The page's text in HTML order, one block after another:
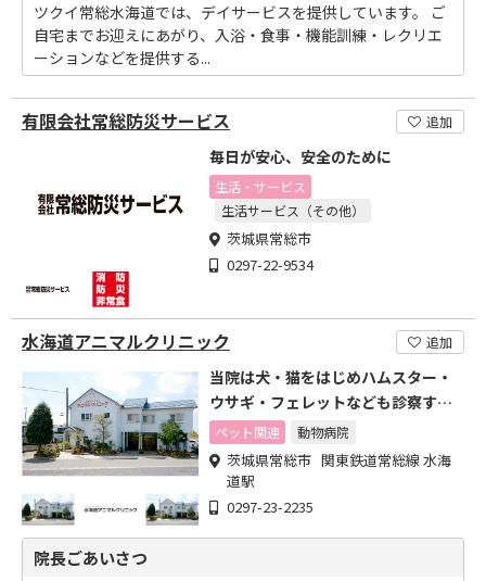
ツクイ常総水海道では、デイサービスを提供しています。 ご
自宅までお迎えにあがり、入浴・食事・機能訓練・レクリエ
ーションなどを提供する...
有限会社常総防災サービス 追加
毎日が安心、安全のために
生活・サービス
生活サービス（その他）
茨城県常総市
0297-22-9534
水海道アニマルクリニック 追加
当院は犬・猫をはじめハムスター・
ウサギ・フェレットなども診察する
動物病院です。
ペット関連 動物病院
茨城県常総市 関東鉄道常総線 水海
道駅
0297-23-2235
院長ごあいさつ